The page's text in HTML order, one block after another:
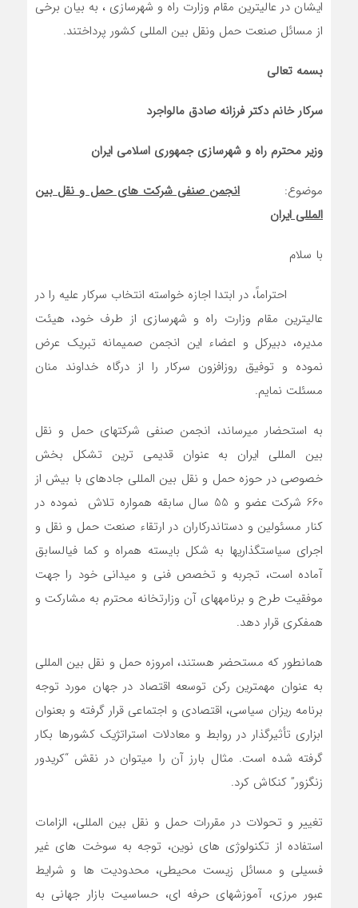
ایشان در عالیترین مقام وزارت راه و شهرسازی ، به بیان برخی
از مسائل صنعت حمل ونقل بین المللی کشور پرداختند.
بسمه تعالی
سرکار خانم دکتر فرزانه صادق مالواجرد
وزیر محترم راه و شهرسازی جمهوری اسلامی ایران
موضوع:انجمن صنفی شرکت های حمل و نقل بین
المللی ایران
با سلام
احتراماً، در ابتدا اجازه خواسته انتخاب سرکار علیه را در
عالیترین مقام وزارت راه و شهرسازی از طرف خود، هیئت
مدیره، دبیرکل و اعضاء این انجمن صمیمانه تبریک عرض
نموده و توفیق روزافزون سرکار را از درگاه خداوند منان
مسئلت نمایم.
به استحضار می­رساند، انجمن صنفی شرکت­های حمل و نقل
بین المللی ایران به عنوان قدیمی ترین تشکل بخش
خصوصی در حوزه حمل و نقل بین المللی جاده­ای با بیش از
660 شرکت عضو و 55 سال سابقه همواره تلاش نموده در
کنار مسئولین و دست­اندرکاران در ارتقاء صنعت حمل و نقل و
اجرای سیاست­گذاریها به شکل بایسته همراه و کما فی­السابق
آماده است، تجربه و تخصص فنی و میدانی خود را جهت
موفقیت طرح و برنامه­های آن وزارت­خانه محترم به مشارکت و
همفکری قرار دهد.
همانطور که مستحضر هستند، امروزه حمل و نقل بین المللی
به عنوان مهمترین رکن توسعه اقتصاد در جهان مورد توجه
برنامه ریزان سیاسی، اقتصادی و اجتماعی قرار گرفته و بعنوان
ابزاری تأثیرگذار در روابط و معادلات استراتژیک کشورها بکار
گرفته شده است. مثال بارز آن را می­توان در نقش “کریدور
زنگزور” کنکاش کرد.
تغییر و تحولات در مقررات حمل و نقل بین المللی، الزامات
استفاده از تکنولوژی های نوین، توجه به سوخت های غیر
فسیلی و مسائل زیست محیطی، محدودیت ها و شرایط
عبور مرزی، آموزش­های حرفه ای، حساسیت بازار جهانی به